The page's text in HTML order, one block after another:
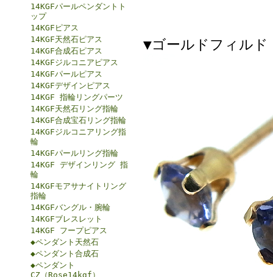
14KGFパールペンダントト
ップ
14KGFピアス
14KGF天然石ピアス
14KGF合成石ピアス
14KGFジルコニアピアス
14KGFパールピアス
14KGFデザインピアス
14KGF 指輪リングパーツ
14KGF天然石リング指輪
14KGF合成宝石リング指輪
14KGFジルコニアリング指
輪
14KGFパールリング指輪
14KGF デザインリング 指
輪
14KGFモアサナイトリング
指輪
14KGFバングル・腕輪
14KGFブレスレット
14KGF フープピアス
◆ペンダント天然石
◆ペンダント合成石
◆ペンダント
CZ（Rose14kgf）
▼ゴールドフィル